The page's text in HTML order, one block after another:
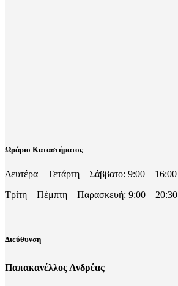
Ωράριο Καταστήματος
Δευτέρα – Τετάρτη – Σάββατο: 9:00 – 16:00
Τρίτη – Πέμπτη – Παρασκευή: 9:00 – 20:30
Διεύθυνση
Παπακανέλλος Ανδρέας